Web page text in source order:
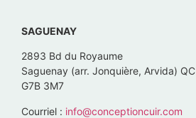
SAGUENAY
2893 Bd du Royaume
Saguenay (arr. Jonquière, Arvida) QC
G7B 3M7
Courriel : info@conceptioncuir.com